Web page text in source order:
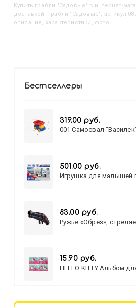
Купить Грабли "Садовые" в интернет-
доставкой. Грабли "Садовые", артикул
описание, характеристики, фото
Бестселлеры
319.00 руб.
001 Самосвал
501.00 руб.
Игрушка для малышей
83.00 руб.
Ружье «Обрез»,
15.90 руб.
HELLO KITTY Альбом